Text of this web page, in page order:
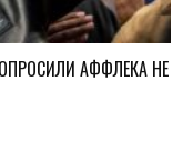
АФФЛЕКА НЕ